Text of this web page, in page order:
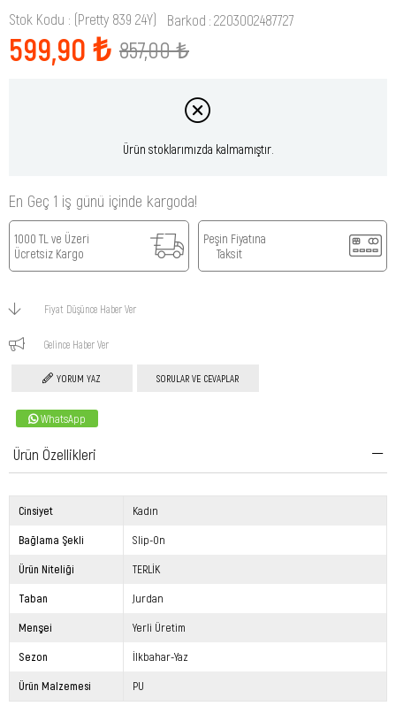
Stok Kodu (Pretty 839 24Y) Barkod : 2203002487727
857,00 ₺
599,90 ₺
Ürün stoklarımızda kalmamıştır.
En Geç 1 iş günü içinde kargoda!
1000 TL ve Üzeri
Ücretsiz Kargo
Peşin Fiyatına
Taksit
Fiyat Düşünce Haber Ver
Gelince Haber Ver
YORUM YAZ SORULAR VE CEVAPLAR
WhatsApp
Ürün Özellikleri
Cinsiyet Kadın
Bağlama Şekli Slip-On
Ürün Niteliği TERLİK
Taban Jurdan
Menşei Yerli Üretim
Sezon İlkbahar-Yaz
Ürün Malzemesi PU